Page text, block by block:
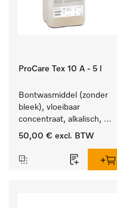
ProCare Tex 10 A - 5 l
Bontwasmiddel (zonder
bleek), vloeibaar
concentraat, alkalisch,
5 l voor het reinigen van
kleurechte bonte was.
50,00 € excl. BTW